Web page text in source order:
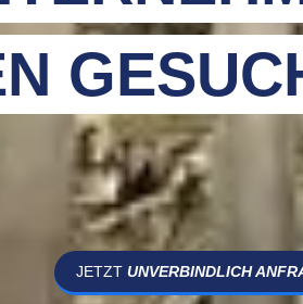
JETZT UNVERBINDLICH